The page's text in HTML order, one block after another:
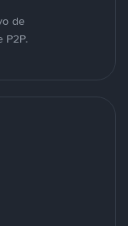
de
P2P.